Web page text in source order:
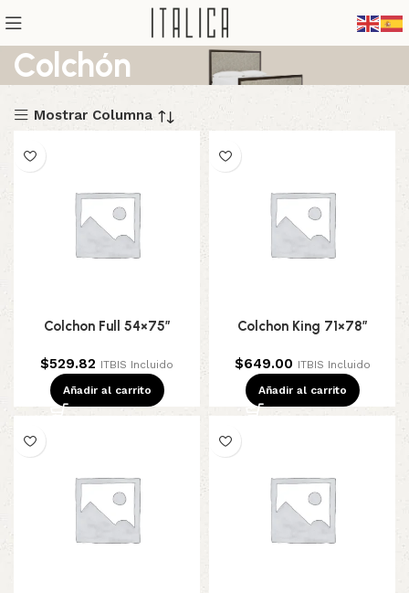
Colchón
Mostrar Columna
Colchon Full 54×75″
$529.82 ITBIS Incluido
Añadir al carrito
Colchon King 71×78″
$649.00 ITBIS Incluido
Añadir al carrito